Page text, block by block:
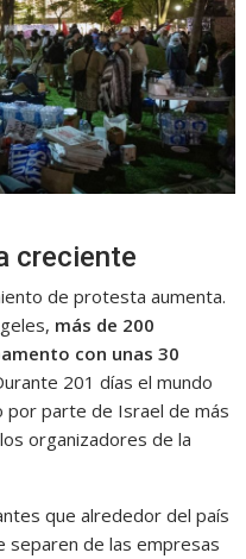
creciente
de protesta aumenta.
más de 200
con unas 30
201 días el mundo
por parte de Israel de más
organizadores de la
que alrededor del país
separen de las empresas